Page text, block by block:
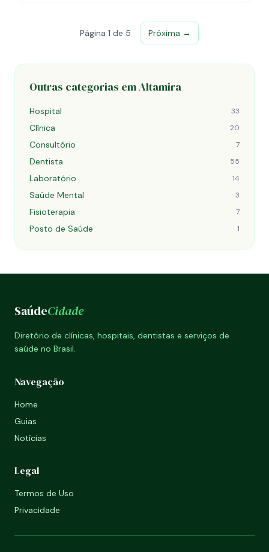
Página 1 de 5 Próxima →
Outras categorias em Altamira
Hospital 33
Clínica 20
Consultório 7
Dentista 55
Laboratório 14
Saúde Mental 3
Fisioterapia 7
Posto de Saúde 1
SaúdeCidade
Diretório de clínicas, hospitais, dentistas e serviços de
saúde no Brasil.
Navegação
Home
Guias
Notícias
Legal
Termos de Uso
Privacidade